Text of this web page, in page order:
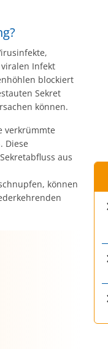
Infekt
blockiert
Sekret
können.
verkrümmte
Diese
aus
können